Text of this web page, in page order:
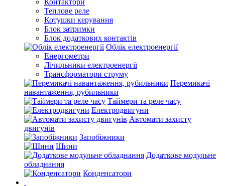
Контактори
Теплове реле
Котушки керування
Блок затримки
Блок додаткових контактів
Облік електроенергії
Енергометри
Лічильники електроенергії
Трансформатори струму
Перемикачі
навантаження, рубильники
Таймери та реле часу
Електродвигуни
Автомати захисту
двигунів
Запобіжники
Шини
Додаткове модульне
обладнання
Конденсатори